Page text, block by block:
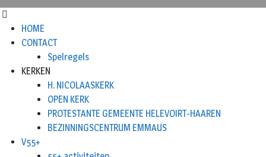
HOME
CONTACT
Spelregels
KERKEN
H. NICOLAASKERK
OPEN KERK
PROTESTANTE GEMEENTE HELEVOIRT-HAAREN
BEZINNINGSCENTRUM EMMAUS
V55+